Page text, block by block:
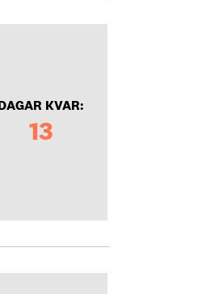
KVAR:
13